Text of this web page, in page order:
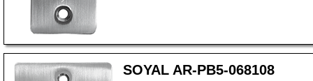
SOYAL AR-PB5-068108